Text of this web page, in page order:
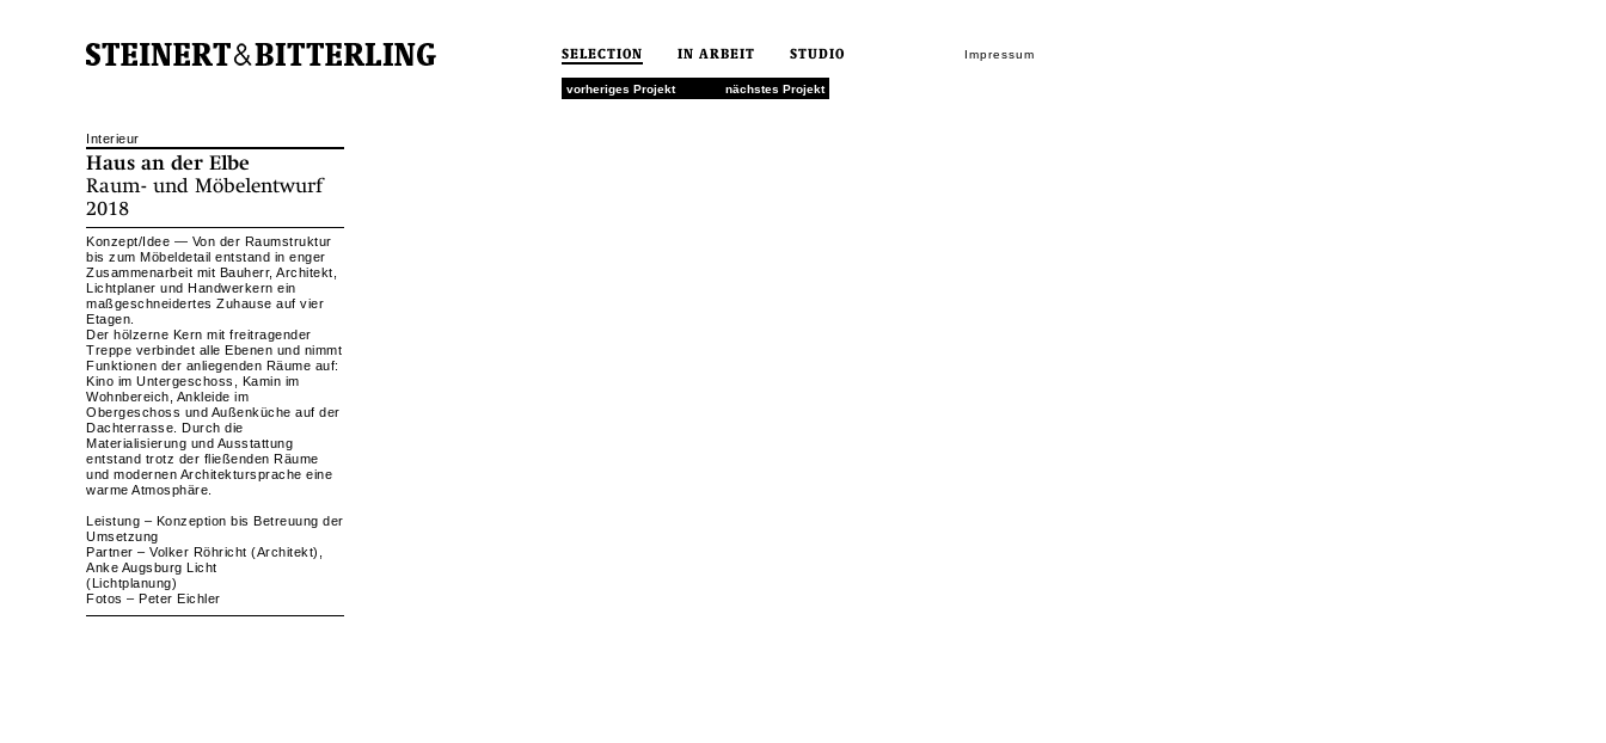
SELECTION IN ARBEIT STUDIO Impressum
vorheriges Projekt nächstes Projekt
Interieur
Haus an der Elbe
Raum- und Möbelentwurf
2018
Konzept/Idee — Von der Raumstruktur
bis zum Möbeldetail entstand in enger
Zusammenarbeit mit Bauherr, Architekt,
Lichtplaner und Handwerkern ein
maßgeschneidertes Zuhause auf vier
Etagen.
Der hölzerne Kern mit freitragender
Treppe verbindet alle Ebenen und nimmt
Funktionen der anliegenden Räume auf:
Kino im Untergeschoss, Kamin im
Wohnbereich, Ankleide im
Obergeschoss und Außenküche auf der
Dachterrasse. Durch die
Materialisierung und Ausstattung
entstand trotz der fließenden Räume
und modernen Architektursprache eine
warme Atmosphäre.
Leistung – Konzeption bis Betreuung der
Umsetzung
Partner – Volker Röhricht (Architekt),
Anke Augsburg Licht
(Lichtplanung)
Fotos – Peter Eichler